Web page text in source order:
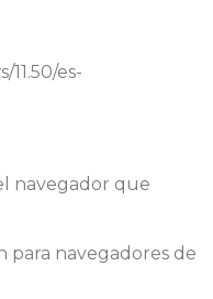
es-
navegador que
para navegadores de